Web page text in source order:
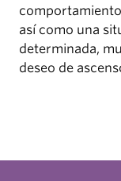
así como una
determinada,
deseo de